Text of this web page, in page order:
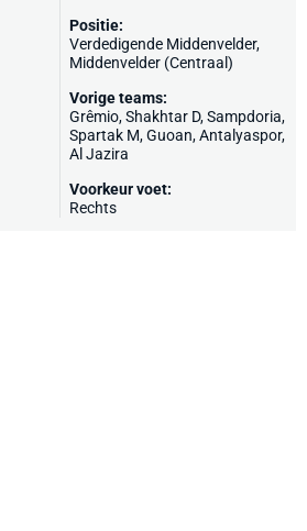
Positie:
Verdedigende Middenvelder,
Middenvelder (Centraal)
Vorige teams:
Grêmio,Shakhtar D,Sampdoria,
Spartak M, Guoan,Antalyaspor,
Al Jazira
Voorkeur voet:
Rechts